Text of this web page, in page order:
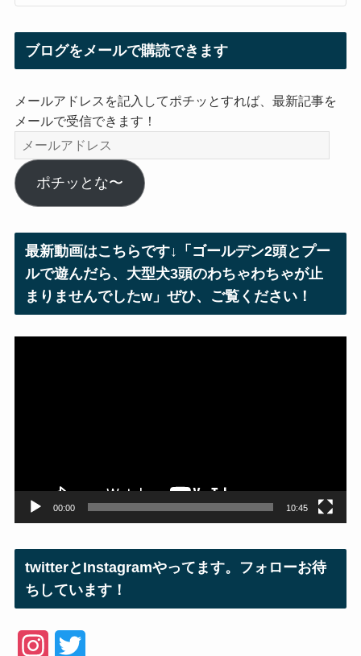
ブログをメールで購読できます
メールアドレスを記入してポチッとすれば、最新記事を
メールで受信できます！
メ
ー
ル
ア
ス
ポチッとな〜
最新動画はこちらです↓「ゴールデン2頭とプー
ルで遊んだら、大型犬3頭のわちゃわちゃが止
まりませんでしたw」ぜひ、ご覧ください！
00:00 10:45
twitterとInstagramやってます。フォローお待
ちしています！